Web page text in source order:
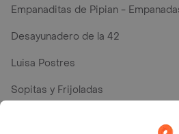
Empanaditas de Pipian -
Desayunadero de la 42
Luisa Postres
Sopitas y Frijoladas